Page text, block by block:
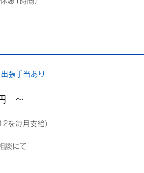
出張手当あり
～
を毎月支給）
談にて